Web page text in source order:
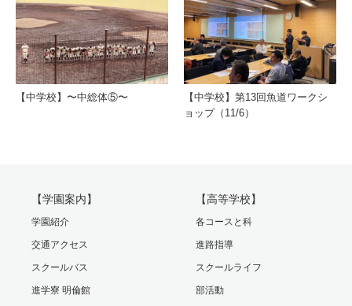
【中学校】〜中総体⑤〜
【中学校】第13回魚道ワークシ
ョップ（11/6）
【学園案内】
学園紹介
交通アクセス
スクールバス
進学寮 明倫館
【高等学校】
各コースと科
進路指導
スクールライフ
部活動